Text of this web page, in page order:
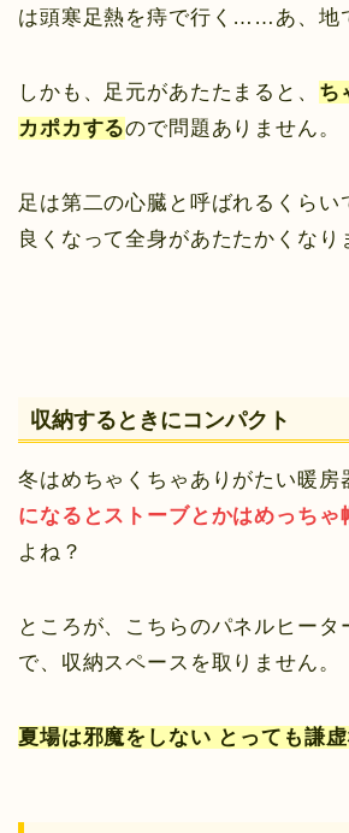
は頭寒足熱を痔で行く……あ、地
しかも、足元があたたまると、 ち
カポカするので問題ありません。
足は第二の心臓と呼ばれるくらい
良くなって全身があたたかくなり
収納するときにコンパクト
冬はめちゃくちゃありがたい暖房
になると ストーブとかはめっちゃ
よね？
ところが、こちらのパネルヒータ
で、収納スペースを取りません。
夏場は邪魔をしない とっても謙